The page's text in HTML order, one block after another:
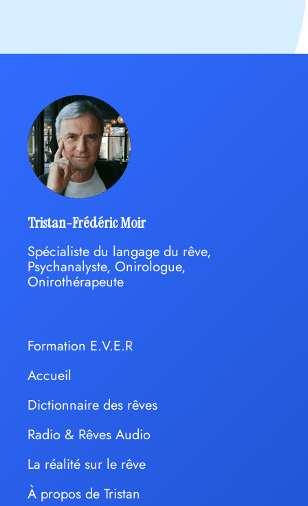
Tristan-Frédéric Moir
Spécialiste du langage du rêve,
Psychanalyste, Onirologue,
Onirothérapeute
Formation E.V.E.R
Accueil
Dictionnaire des rêves
Radio & Rêves Audio
La réalité sur le rêve
À propos de Tristan